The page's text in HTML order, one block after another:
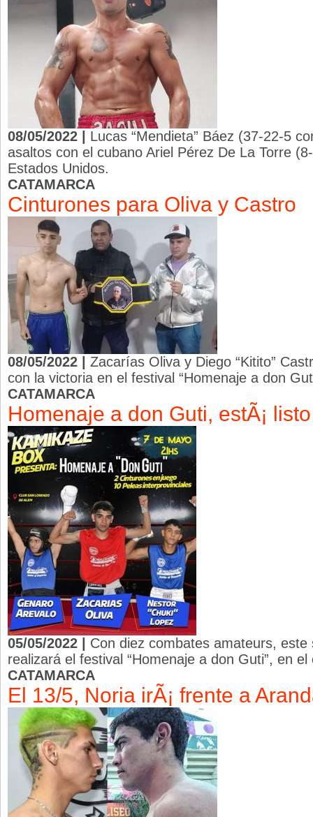
08/05/2022 | Lucas “Mendieta” Báez (37-22-5
asaltos con el cubano Ariel Pérez De La Torre
Estados Unidos.
CATAMARCA
Cinturones para Oliva y Castro
08/05/2022 | Zacarías Oliva y Diego “Kitito”
con la victoria en el festival “Homenaje a don
CATAMARCA
Homenaje a don Guti, estÃ¡ listo
05/05/2022 | Con diez combates amateurs,
realizará el festival “Homenaje a don Guti”, en
CATAMARCA
El 13/5, Noria irÃ¡ frente a